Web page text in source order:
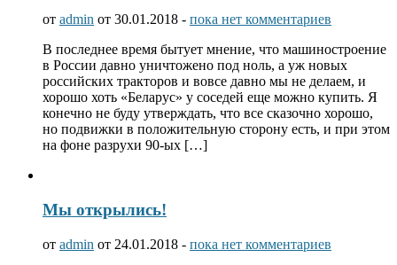
от admin от 30.01.2018 - пока нет комментариев
В последнее время бытует мнение, что машиностроение
в России давно уничтожено под ноль, а уж новых
российских тракторов и вовсе давно мы не делаем, и
хорошо хоть «Беларус» у соседей еще можно купить. Я
конечно не буду утверждать, что все сказочно хорошо,
но подвижки в положительную сторону есть, и при этом
на фоне разрухи 90-ых […]
Мы открылись!
от admin от 24.01.2018 - пока нет комментариев